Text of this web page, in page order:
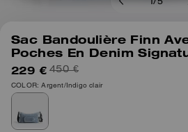
/5
Sac Bandoulière Finn
Poches En Denim
Avec Charms
229 € 450 €
COLOR: Argent/Indigo clair